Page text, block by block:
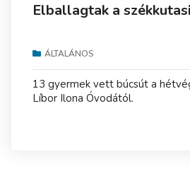
Elballagtak a
ÁLTALÁNOS
13 gyermek vett búcsút a
Líbor Ilona Óvodától.